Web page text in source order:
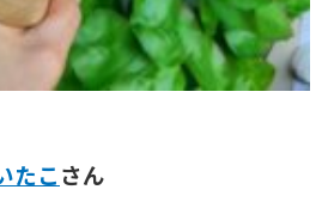
たこさん